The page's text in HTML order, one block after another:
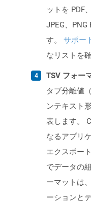
ットを PDF
JPEG、
す。 サポー
なリストを
TSV フォー
タブ分離値
ンテキスト
表します。
なるアプリ
エクスポー
でデータの
ーマットは
ーションと